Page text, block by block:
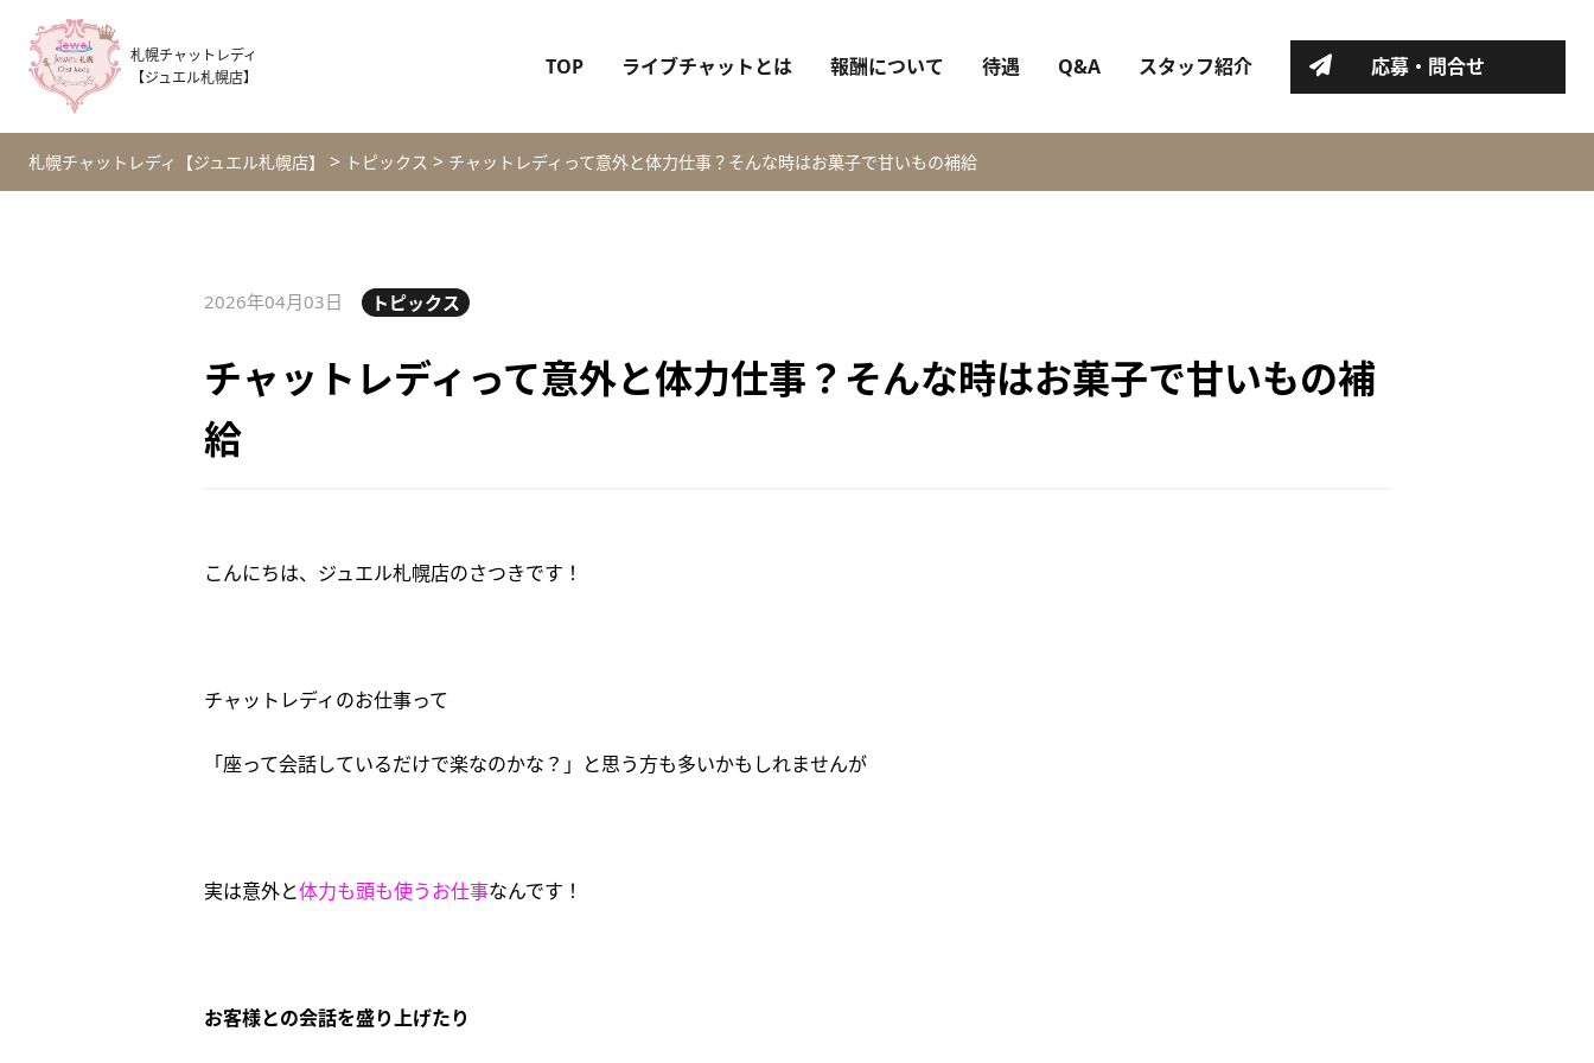
札幌チャットレディ
【ジュエル札幌店】
TOP ライブチャットとは 報酬について 待遇 Q&A スタッフ紹介 応募・問合せ
札幌チャットレディ【ジュエル札幌店】 > トピックス > チャットレディって意外と体力仕事？そんな時はお菓子で甘いもの補給
2026年04月03日 トピックス
チャットレディって意外と体力仕事？そんな時はお菓子で甘いもの補
給
こんにちは、ジュエル札幌店のさつきです！
チャットレディのお仕事って
「座って会話しているだけで楽なのかな？」と思う方も多いかもしれませんが
実は意外と体力も頭も使うお仕事なんです！
お客様との会話を盛り上げたり